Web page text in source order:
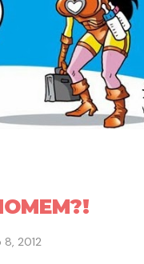
8, 2012